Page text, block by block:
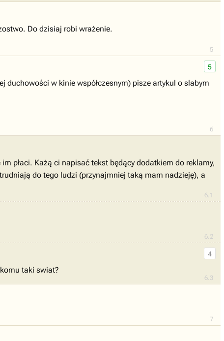
5
Do dzisiaj robi wrażenie.
6
5
duchowości w kinie współczesnym) pisze artykul o slabym
6.1
płaci. Każą ci napisać tekst będący dodatkiem do reklamy,
do tego ludzi (przynajmniej taką mam nadzieję), a
6.2
6.3
4
taki swiat?
7